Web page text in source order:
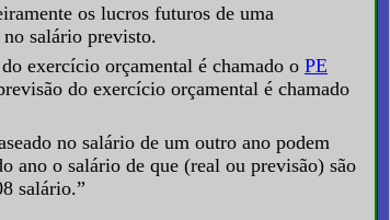
os lucros futuros de uma
salário previsto.
exercício orçamental é chamado o PE
do exercício orçamental é chamado
no salário de um outro ano podem
ano o salário de que (real ou previsão) são
salário.”